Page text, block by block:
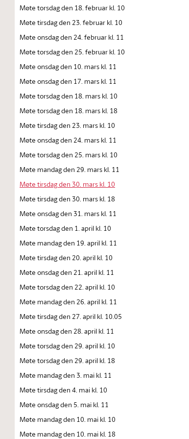
Møte torsdag den 18. februar kl. 10
Møte tirsdag den 23. februar kl. 10
Møte onsdag den 24. februar kl. 11
Møte torsdag den 25. februar kl. 10
Møte onsdag den 10. mars kl. 11
Møte onsdag den 17. mars kl. 11
Møte torsdag den 18. mars kl. 10
Møte torsdag den 18. mars kl. 18
Møte tirsdag den 23. mars kl. 10
Møte onsdag den 24. mars kl. 11
Møte torsdag den 25. mars kl. 10
Møte mandag den 29. mars kl. 11
Møte tirsdag den 30. mars kl. 10
Møte tirsdag den 30. mars kl. 18
Møte onsdag den 31. mars kl. 11
Møte torsdag den 1. april kl. 10
Møte mandag den 19. april kl. 11
Møte tirsdag den 20. april kl. 10
Møte onsdag den 21. april kl. 11
Møte torsdag den 22. april kl. 10
Møte mandag den 26. april kl. 11
Møte tirsdag den 27. april kl. 10.05
Møte onsdag den 28. april kl. 11
Møte torsdag den 29. april kl. 10
Møte torsdag den 29. april kl. 18
Møte mandag den 3. mai kl. 11
Møte tirsdag den 4. mai kl. 10
Møte onsdag den 5. mai kl. 11
Møte mandag den 10. mai kl. 10
Møte mandag den 10. mai kl. 18